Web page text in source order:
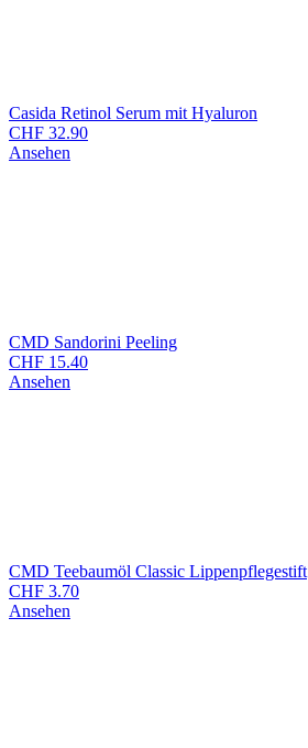
Casida Retinol Serum mit Hyaluron
CHF 32.90
Ansehen
CMD Sandorini Peeling
CHF 15.40
Ansehen
CMD Teebaumöl Classic Lippenpflegestift
CHF 3.70
Ansehen